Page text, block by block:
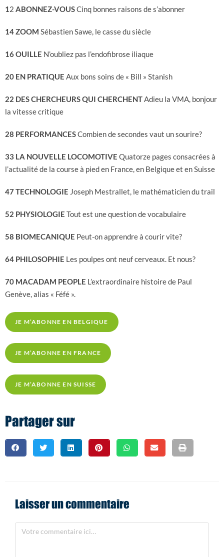
12 ABONNEZ-VOUSCinq bonnes raisons de s’abonner
14 ZOOM Sébastien Sawe, le casse du siècle
16 OUILLE N’oubliez pas l’endofibrose iliaque
20 EN PRATIQUE Aux bons soins de « Bill » Stanish
22 DES CHERCHEURS QUI CHERCHENTAdieu la VMA, bonjour
la vitesse critique
28 PERFORMANCESCombien de secondes vaut un sourire?
33 LA NOUVELLE LOCOMOTIVE Quatorze pages consacrées à
l’actualité de la course à pied en France, en Belgique et en Suisse
47 TECHNOLOGIE Joseph Mestrallet, le mathématicien du trail
52 PHYSIOLOGIE Tout est une question de vocabulaire
58 BIOMECANIQUE Peut-on apprendre à courir vite?
64 PHILOSOPHIE Les poulpes ont neuf cerveaux. Et nous?
70 MACADAM PEOPLE L’extraordinaire histoire de Paul
Genève, alias « Féfé ».
JE M’ABONNE EN BELGIQUE
JE M’ABONNE EN FRANCE
JE M’ABONNE EN SUISSE
Partager sur
Laisser un commentaire